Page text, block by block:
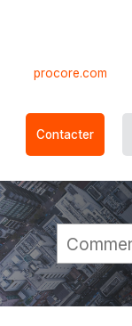
procore.com
Contacter